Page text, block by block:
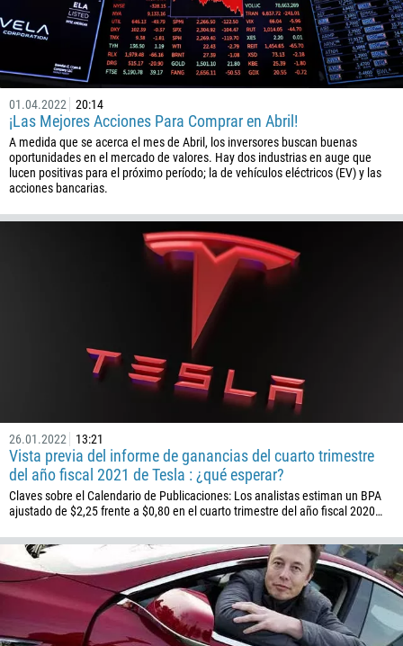
01.04.2022 20:14
¡Las Mejores Acciones Para Comprar en Abril!
A medida que se acerca el mes de Abril, los inversores buscan buenas
oportunidades en el mercado de valores. Hay dos industrias en auge que
lucen positivas para el próximo período; la de vehículos eléctricos (EV) y las
acciones bancarias.
26.01.2022 13:21
Vista previa del informe de ganancias del cuarto trimestre
del año fiscal 2021 de Tesla : ¿qué esperar?
Claves sobre el Calendario de Publicaciones: Los analistas estiman un BPA
ajustado de $2,25 frente a $0,80 en el cuarto trimestre del año fiscal 2020…